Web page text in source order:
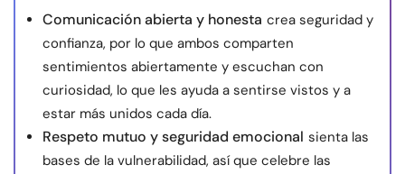
Comunicación abierta y honesta crea seguridad y
confianza, por lo que ambos comparten
sentimientos abiertamente y escuchan con
curiosidad, lo que les ayuda a sentirse vistos y a
estar más unidos cada día.
Respeto mutuo y seguridad emocional sienta las
bases de la vulnerabilidad, así que celebre las